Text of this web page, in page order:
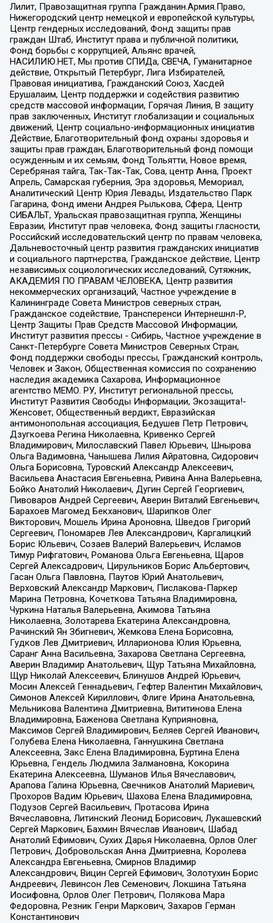
Лилит, Правозащитная группа Гражданин.Армия.Право,
Нижегородский центр немецкой и европейской культуры,
Центр гендерных исследований, Фонд защиты прав
граждан Штаб, Институт права и публичной политики,
Фонд борьбы с коррупцией, Альянс врачей,
НАСИЛИЮ.НЕТ, Мы против СПИДа, СВЕЧА, Гуманитарное
действие, Открытый Петербург, Лига Избирателей,
Правовая инициатива, Гражданский Союз, Хасдей
Ерушалаим, Центр поддержки и содействия развитию
средств массовой информации, Горячая Линия, В защиту
прав заключенных, Институт глобализации и социальных
движений, Центр социально-информационных инициатив
Действие, Благотворительный фонд охраны здоровья и
защиты прав граждан, Благотворительный фонд помощи
осужденным и их семьям, Фонд Тольятти, Новое время,
Серебряная тайга, Так-Так-Так, Сова, центр Анна, Проект
Апрель, Самарская губерния, Эра здоровья, Мемориал,
Аналитический Центр Юрия Левады, Издательство Парк
Гагарина, Фонд имени Андрея Рылькова, Сфера, Центр
СИБАЛЬТ, Уральская правозащитная группа, Женщины
Евразии, Институт прав человека, Фонд защиты гласности,
Российский исследовательский центр по правам человека,
Дальневосточный центр развития гражданских инициатив
и социального партнерства, Гражданское действие, Центр
независимых социологических исследований, Сутяжник,
АКАДЕМИЯ ПО ПРАВАМ ЧЕЛОВЕКА, Центр развития
некоммерческих организаций, Частное учреждение в
Калининграде Совета Министров северных стран,
Гражданское содействие, Трансперенси Интернешнл-Р,
Центр Защиты Прав Средств Массовой Информации,
Институт развития прессы - Сибирь, Частное учреждение в
Санкт-Петербурге Совета Министров Северных Стран,
Фонд поддержки свободы прессы, Гражданский контроль,
Человек и Закон, Общественная комиссия по сохранению
наследия академика Сахарова, Информационное
агентство МЕМО. РУ, Институт региональной прессы,
Институт Развития Свободы Информации, Экозащита!-
Женсовет, Общественный вердикт, Евразийская
антимонопольная ассоциация, Бедушев Петр Петрович,
Дзугкоева Регина Николаевна, Кривенко Сергей
Владимирович, Милославский Павел Юрьевич, Шнырова
Ольга Вадимовна, Чанышева Лилия Айратовна, Сидорович
Ольга Борисовна, Туровский Александр Алексеевич,
Васильева Анастасия Евгеньевна, Ривина Анна Валерьевна,
Бойко Анатолий Николаевич, Дугин Сергей Георгиевич,
Пивоваров Андрей Сергеевич, Аверин Виталий Евгеньевич,
Барахоев Магомед Бекханович, Шарипков Олег
Викторович, Мошель Ирина Ароновна, Шведов Григорий
Сергеевич, Пономарев Лев Александрович, Каргалицкий
Борис Юльевич, Созаев Валерий Валерьевич, Исламов
Тимур Рифгатович, Романова Ольга Евгеньевна, Щаров
Сергей Алексадрович, Цирульников Борис Альбертович,
Гасан Ольга Павловна, Паутов Юрий Анатольевич,
Верховский Александр Маркович, Пислакова-Паркер
Марина Петровна, Кочеткова Татьяна Владимировна,
Чуркина Наталья Валерьевна, Акимова Татьяна
Николаевна, Золотарева Екатерина Александровна,
Рачинский Ян Збигневич, Жемкова Елена Борисовна,
Гудков Лев Дмитриевич, Илларионова Юлия Юрьевна,
Саранг Анна Васильевна, Захарова Светлана Сергеевна,
Аверин Владимир Анатольевич, Щур Татьяна Михайловна,
Щур Николай Алексеевич, Блинушов Андрей Юрьевич,
Мосин Алексей Геннадьевич, Гефтер Валентин Михайлович,
Симонов Алексей Кириллович, Флиге Ирина Анатольевна,
Мельникова Валентина Дмитриевна, Вититинова Елена
Владимировна, Баженова Светлана Куприяновна,
Максимов Сергей Владимирович, Беляев Сергей Иванович,
Голубева Елена Николаевна, Ганнушкина Светлана
Алексеевна, Закс Елена Владимировна, Буртина Елена
Юрьевна, Гендель Людмила Залмановна, Кокорина
Екатерина Алексеевна, Шуманов Илья Вячеславович,
Арапова Галина Юрьевна, Свечников Анатолий Мариевич,
Прохоров Вадим Юрьевич, Шахова Елена Владимировна,
Подузов Сергей Васильевич, Протасова Ирина
Вячеславовна, Литинский Леонид Борисович, Лукашевский
Сергей Маркович, Бахмин Вячеслав Иванович, Шабад
Анатолий Ефимович, Сухих Дарья Николаевна, Орлов Олег
Петрович, Добровольская Анна Дмитриевна, Королева
Александра Евгеньевна, Смирнов Владимир
Александрович, Вицин Сергей Ефимович, Золотухин Борис
Андреевич, Левинсон Лев Семенович, Локшина Татьяна
Иосифовна, Орлов Олег Петрович, Полякова Мара
Федоровна, Резник Генри Маркович, Захаров Герман
Константинович